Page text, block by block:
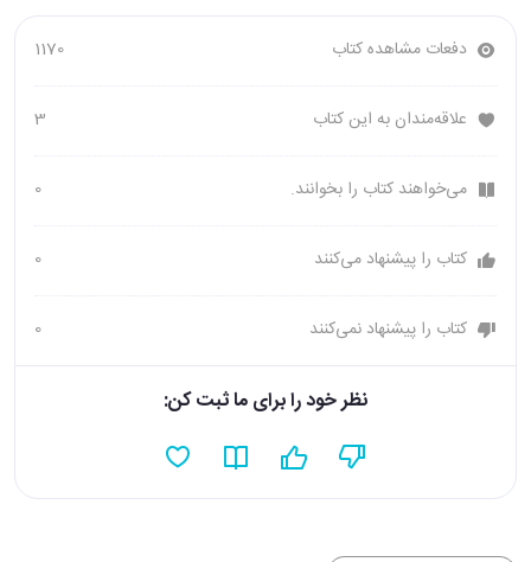
دفعات مشاهده کتاب 1170
علاقه‌مندان به این کتاب 3
می‌خواهند کتاب را بخوانند. 0
کتاب را پیشنهاد می‌کنند 0
کتاب را پیشنهاد نمی‌کنند 0
نظر خود را برای ما ثبت کن: